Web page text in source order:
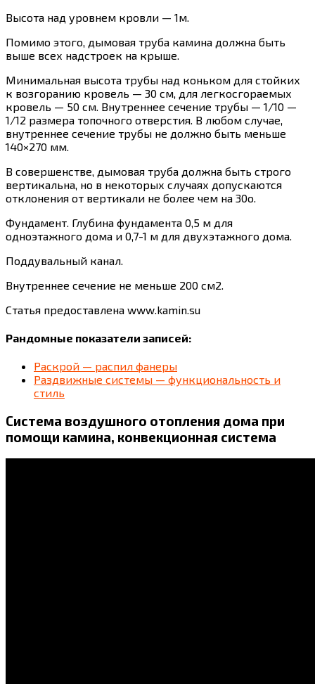
Высота над уровнем кровли — 1м.
Помимо этого, дымовая труба камина должна быть
выше всех надстроек на крыше.
Минимальная высота трубы над коньком для стойких
к возгоранию кровель — 30 см, для легкосгораемых
кровель — 50 см. Внутреннее сечение трубы — 1/10 —
1/12 размера топочного отверстия. В любом случае,
внутреннее сечение трубы не должно быть меньше
140×270 мм.
В совершенстве, дымовая труба должна быть строго
вертикальна, но в некоторых случаях допускаются
отклонения от вертикали не более чем на 30o.
Фундамент. Глубина фундамента 0,5 м для
одноэтажного дома и 0,7-1 м для двухэтажного дома.
Поддувальный канал.
Внутреннее сечение не меньше 200 см2.
Статья предоставлена www.kamin.su
Рандомные показатели записей:
Раскрой — распил фанеры
Раздвижные системы — функциональность и
стиль
Система воздушного отопления дома при
помощи камина, конвекционная система